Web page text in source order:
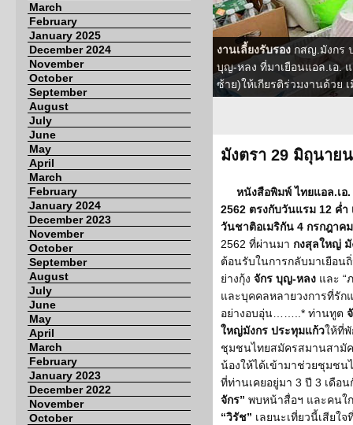
March
February
January 2025
December 2024
November
October
September
August
July
June
May
April
March
February
January 2024
December 2023
November
October
September
August
July
June
May
April
March
February
January 2023
December 2022
November
October
งานเลี้ยงรับรอง กสญ.มังกร
บุญ-หลง ที่มาเยือนแอล.เอ.
ซ้าย)ให้เกียรติร่วมงานด้วย
มังตรา 29 มิถุนาย
หนังสือพิมพ์ ไทยแอล.เ
2562 ตรงกับวันแรม 12 ค่ำ
วันชาติอเมริกัน 4 กรกฎาคม
2562 ที่ผ่านมา กงสุลใหญ่ มั
ต้อนรับในการกลับมาเยือน
ย่างกุ้ง จักร บุญ-หลง และ “
และบุคคลหลายวงการที่รัก
อย่างอบอุ่น……..* ท่านทูต
ใหญ่มังกร ประทุมแก้วให้ที่พั
ชุมชนไทยสมัครสมานสามั
น้องให้ได้เข้ามาช่วยชุมชน
ที่ท่านเคยอยู่มา 3 ปี 3 เดื
จักร” พบหน้าสื่อฯ และคนใ
“วิรัช” เลยนะเที่ยวนี้เสียใ